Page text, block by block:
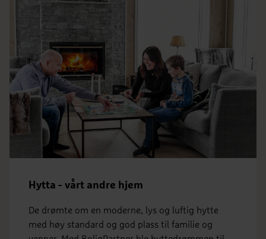
Hytta - vårt andre hjem
De drømte om en moderne, lys og luftig hytte
med høy standard og god plass til familie og